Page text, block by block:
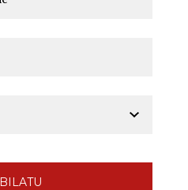
BILATU